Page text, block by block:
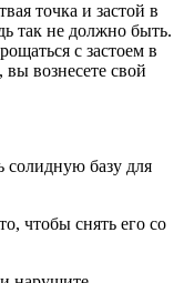
точка и застой в
так не должно быть.
с застоем в
вознесете свой
солидную базу для
чтобы снять его со